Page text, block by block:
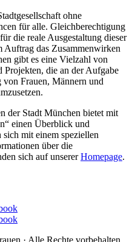
ohne
für alle. Gleichberechtigung
die reale Ausgestaltung dieser
Auftrag das Zusammenwirken
gibt es eine Vielzahl von
die an der Aufgabe
Frauen, Männern und
der Stadt München bietet mit
einen Überblick und
mit einem speziellen
über die
sich auf unsererHomepage.
· Alle Rechte vorbehalten